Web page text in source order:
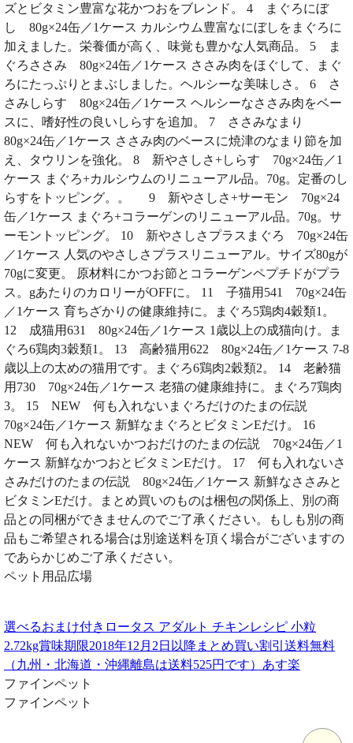
ズとビタミン豊富な花かつおをブレンド。 4 まぐろにぼ
し 80g×24缶／1ケース カルシウム豊富なにぼしをまぐろに
加えました。栄養価が高く、味覚も豊かな人気商品。 5 ま
ぐろささみ 80g×24缶／1ケース ささみ肉をほぐして、まぐ
ろにたっぷりとまぶしました。ヘルシーな美味しさ。 6 さ
さみしらす 80g×24缶／1ケース ヘルシーなささみ肉をベー
スに、嗜好性の良いしらすを追加。 7 ささみなまり
80g×24缶／1ケース ささみ肉のベースに焼津のなまり節を加
え、タウリンを強化。 8 新やさしさ+しらす 70g×24缶／1
ケース まぐろ+カルシウムのリニューアル品。70g。定番のし
らすをトッピング。。 9 新やさしさ+サーモン 70g×24
缶／1ケース まぐろ+コラーゲンのリニューアル品。70g。サ
ーモントッピング。 10 新やさしさプラスまぐろ 70g×24缶
／1ケース 人気のやさしさプラスリニューアル。サイズ80gが
70gに変更。 原材料にかつお節とコラーゲンペプチドがプラ
ス。gあたりのカロリーがOFFに。 11 子猫用541 70g×24缶
／1ケース 育ちざかりの健康維持に。まぐろ5鶏肉4穀類1。
12 成猫用631 80g×24缶／1ケース 1歳以上の成猫向け。ま
ぐろ6鶏肉3穀類1。 13 高齢猫用622 80g×24缶／1ケース 7-8
歳以上の太めの猫用です。まぐろ6鶏肉2穀類2。 14 老齢猫
用730 70g×24缶／1ケース 老猫の健康維持に。まぐろ7鶏肉
3。 15 NEW 何も入れないまぐろだけのたまの伝説
70g×24缶／1ケース 新鮮なまぐろとビタミンEだけ。 16
NEW 何も入れないかつおだけのたまの伝説 70g×24缶／1
ケース 新鮮なかつおとビタミンEだけ。 17 何も入れないさ
さみだけのたまの伝説 80g×24缶／1ケース 新鮮なささみと
ビタミンEだけ。まとめ買いのものは梱包の関係上、別の商
品との同梱ができませんのでご了承ください。もしも別の商
品もご希望される場合は別途送料を頂く場合がございますの
であらかじめご了承ください。
ペット用品広場
選べるおまけ付きロータス アダルト チキンレシピ 小粒
2.72kg賞味期限2018年12月2日以降まとめ買い割引送料無料
（九州・北海道・沖縄離島は送料525円です）あす楽
ファインペット
ファインペット